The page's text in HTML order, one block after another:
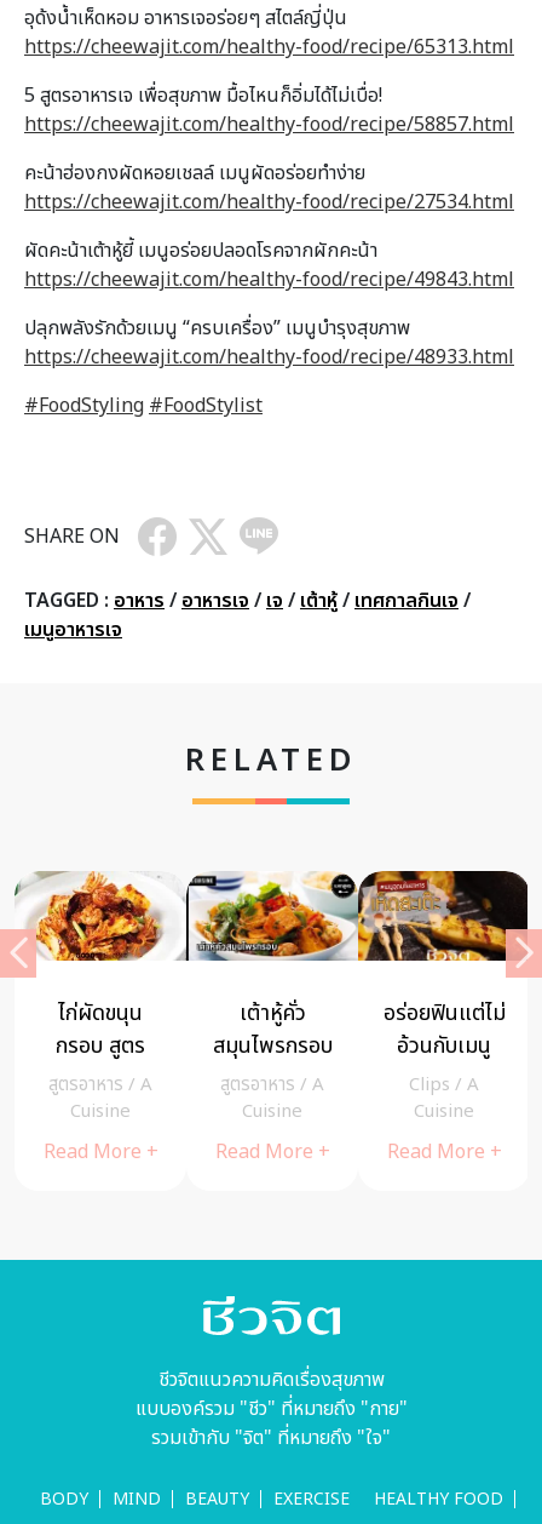
อุด้งน้ำเห็ดหอม อาหารเจอร่อยๆ สไตล์ญี่ปุ่น
https://cheewajit.com/healthy-food/recipe/65313.html
5 สูตรอาหารเจ เพื่อสุขภาพ มื้อไหนก็อิ่มได้ไม่เบื่อ!
https://cheewajit.com/healthy-food/recipe/58857.html
คะน้าฮ่องกงผัดหอยเชลล์ เมนูผัดอร่อยทำง่าย
https://cheewajit.com/healthy-food/recipe/27534.html
ผัดคะน้าเต้าหู้ยี้ เมนูอร่อยปลอดโรคจากผักคะน้า
https://cheewajit.com/healthy-food/recipe/49843.html
ปลุกพลังรักด้วยเมนู “ครบเครื่อง” เมนูบำรุงสุขภาพ
https://cheewajit.com/healthy-food/recipe/48933.html
#FoodStyling #FoodStylist
SHARE ON
TAGGED : อาหาร / อาหารเจ / เจ / เต้าหู้/ เทศกาลกินเจ /
เมนูอาหารเจ
RELATED
ไก่ผัดขนุน
กรอบ สูตร
อร่อยวิตามินอี
สูง!!
สูตรอาหาร / A
Cuisine
Read More +
เต้าหู้คั่ว
สมุนไพรกรอบ
เมนูเด็ดจาก
เต้าหู้อร่อย –
A Cuisine
สูตรอาหาร / A
Cuisine
Read More +
อร่อยฟินแต่ไม่
อ้วนกับเมนู
สุขภาพ “เห็ด
สะเต๊ะ”
Clips / A
Cuisine
Read More +
ชีวจิตแนวความคิดเรื่องสุขภาพ
แบบองค์รวม "ชีว" ที่หมายถึง "กาย"
รวมเข้ากับ "จิต" ที่หมายถึง "ใจ"
BODY MIND BEAUTY EXERCISE
HEALTHY FOOD